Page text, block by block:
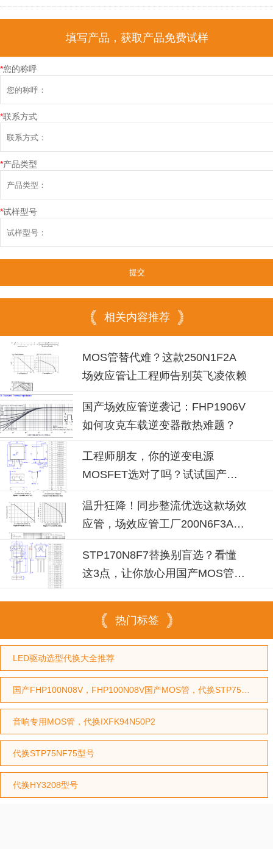
填写产品，获取产品免费试样
*您的称呼
*联系方式
*产品类型
*试样型号
相关内容推荐
MOS管替代难？这款250N1F2A
场效应管让工程师告别英飞凌依赖
国产场效应管逆袭记：FHP1906V
如何攻克车载逆变器散热难题？
工程师朋友，你的逆变电源
MOSFET选对了吗？试试国产
温升狂降！同步整流优选这款场效
应管，场效应管工厂200N6F3A可
STP170N8F7替换别盲选？看懂
这3点，让你放心用国产MOS管替
热门标签
LED驱动选型代换大全推荐
国产FHP100N08V，FHP100N08V国产MOS管，代换STP75NF75型号，代换HY3208型号
音响专用MOS管，代换IXFK94N50P2
代换STP75NF75型号
代换HY3208型号